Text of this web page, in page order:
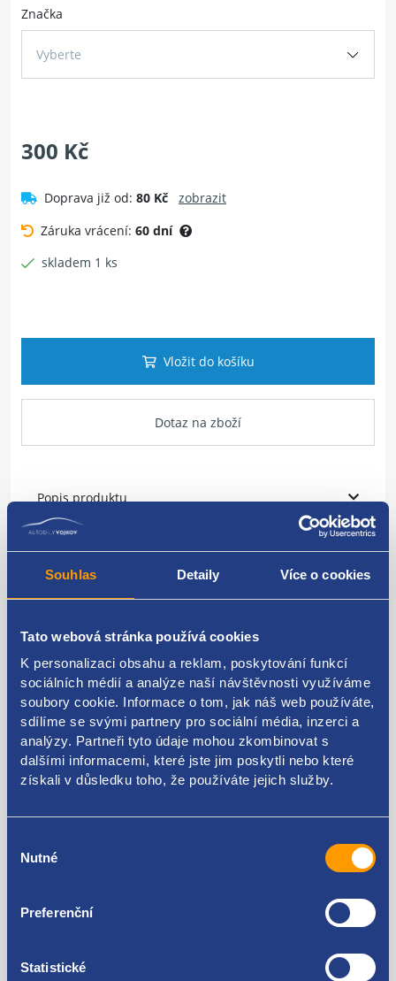
Souhlas Detaily Více o cookies
Tato webová stránka používá cookies
K personalizaci obsahu a reklam, poskytování funkcí
sociálních médií a analýze naší návštěvnosti využíváme
soubory cookie. Informace o tom, jak náš web používáte,
sdílíme se svými partnery pro sociální média, inzerci a
analýzy. Partneři tyto údaje mohou zkombinovat s
dalšími informacemi, které jste jim poskytli nebo které
získali v důsledku toho, že používáte jejich služby.
souhlasu
Nutné
Preferenční
Statistické
Značka
Vyberte
300 Kč
Doprava již od: 80 Kč
zobrazit
Záruka vrácení: 60 dní
skladem 1 ks
Vložit do košíku
Dotaz na zboží
Popis produktu
vodicí lišta předních skla
strana - levá
-8200391233
Kódy produktu
8200391233
Použitelné pro vozy
Renault Twingo II 2007 -